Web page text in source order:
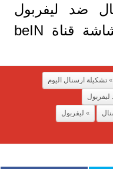
ضد ليفربول
مباشرة وحصريا عبر شاشة قناة beIN
تشكيلة ارسنال اليوم
ليفربول
ليفربول